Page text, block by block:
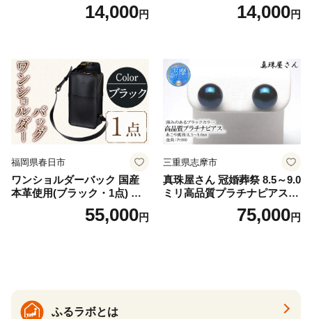
羽付き ナプキン 生理用品 サ
ニタリー ユニ・チャーム
14,000円
V2618P】Lサイズ クリアベ
ージュ3枚セット [№5716-04
14,000円
福岡県春日市
ワンショルダーバック 国産
本革使用(ブラック・1点) 鞄
バック バッグ カバン レザー
国産 日本製 牛革 黒 革 革製
55,000円
三重県志摩市
真珠屋さん 冠婚葬祭 8.5～9.0
ミリ高品質プラチナピアス P
t900 志摩産アコヤ真珠 ブラ
ックパール 黒真珠75,000円
ふるラボとは